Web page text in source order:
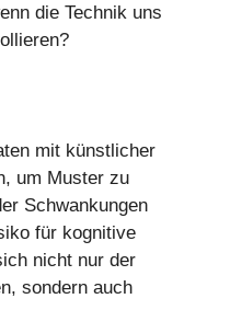
die Technik uns
mit künstlicher
um Muster zu
Schwankungen
für kognitive
nicht nur der
sondern auch